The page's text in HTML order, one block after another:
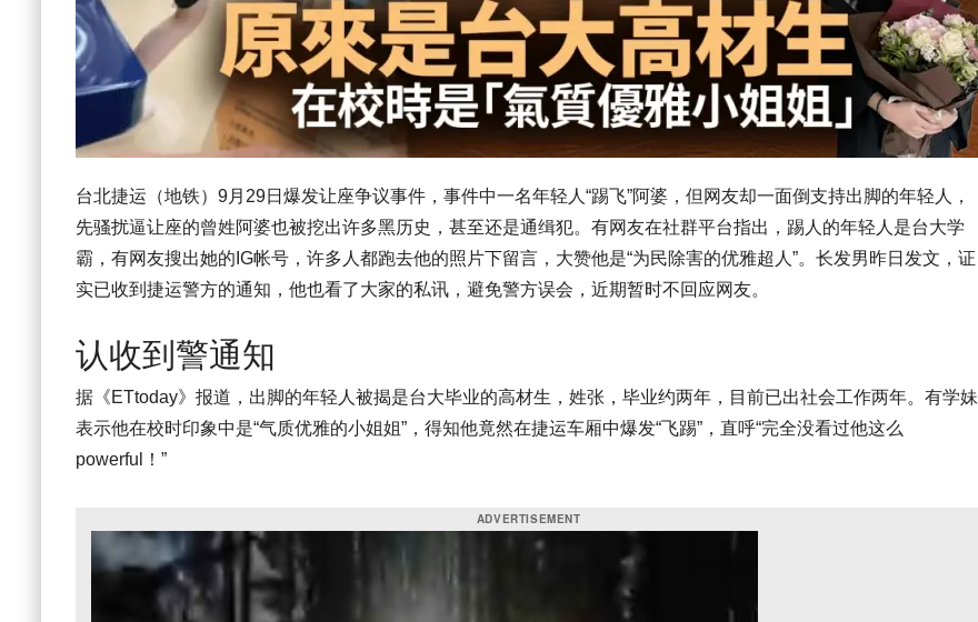
台北捷运（地铁）9月29日爆发让座争议事件，事件中一名年轻人“踢飞”阿婆，但网友却一面倒支持出脚的年轻人，
先骚扰逼让座的曾姓阿婆也被挖出许多黑历史，甚至还是通缉犯。有网友在社群平台指出，踢人的年轻人是台大学
霸，有网友搜出她的IG帐号，许多人都跑去他的照片下留言，大赞他是“为民除害的优雅超人”。长发男昨日发文，证
实已收到捷运警方的通知，他也看了大家的私讯，避免警方误会，近期暂时不回应网友。
认收到警通知
据《ETtoday》报道，出脚的年轻人被揭是台大毕业的高材生，姓张，毕业约两年，目前已出社会工作两年。有学妹
表示他在校时印象中是“气质优雅的小姐姐”，得知他竟然在捷运车厢中爆发“飞踢”，直呼“完全没看过他这么
powerful！”